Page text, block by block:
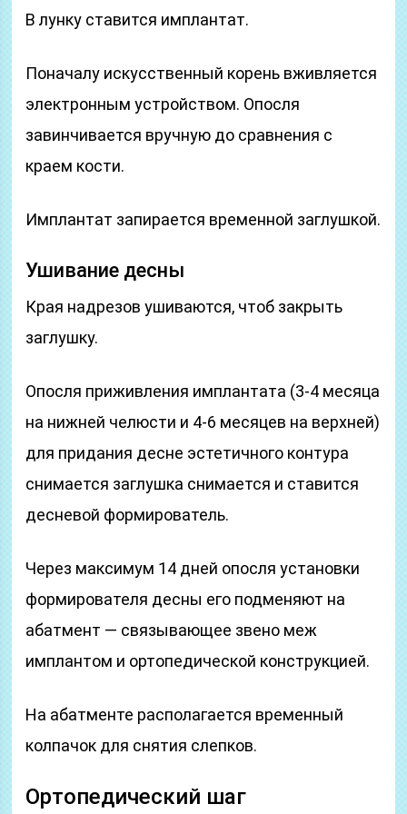
В лунку ставится имплантат.
Поначалу искусственный корень вживляется
электронным устройством. Опосля
завинчивается вручную до сравнения с
краем кости.
Имплантат запирается временной заглушкой.
Ушивание десны
Края надрезов ушиваются, чтоб закрыть
заглушку.
Опосля приживления имплантата (3-4 месяца
на нижней челюсти и 4-6 месяцев на верхней)
для придания десне эстетичного контура
снимается заглушка снимается и ставится
десневой формирователь.
Через максимум 14 дней опосля установки
формирователя десны его подменяют на
абатмент — связывающее звено меж
имплантом и ортопедической конструкцией.
На абатменте располагается временный
колпачок для снятия слепков.
Ортопедический шаг